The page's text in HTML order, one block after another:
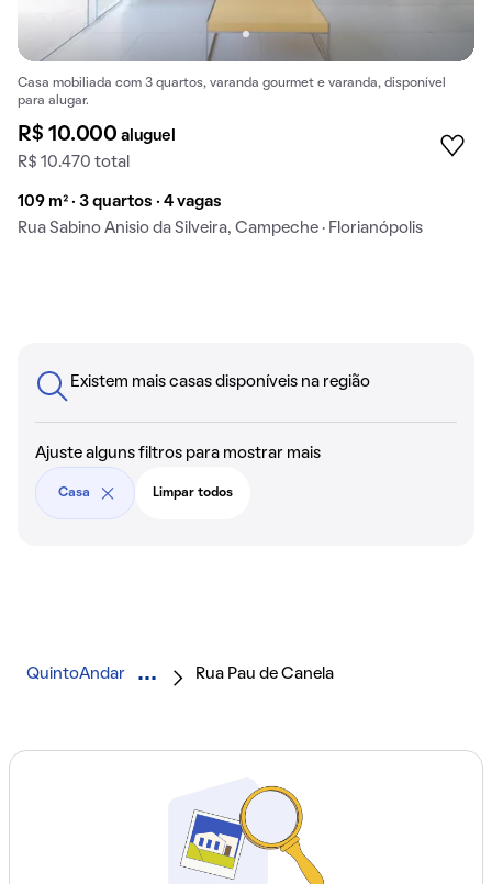
Casa mobiliada com 3 quartos, varanda gourmet e varanda, disponível
para alugar.
R$ 10.000aluguel
R$ 10.470 total
109 m² · 3 quartos · 4 vagas
Rua Sabino Anisio da Silveira, Campeche · Florianópolis
Existem mais casas disponíveis na região
Ajuste alguns filtros para mostrar mais
Casa Limpar todos
QuintoAndar Rua Pau de Canela